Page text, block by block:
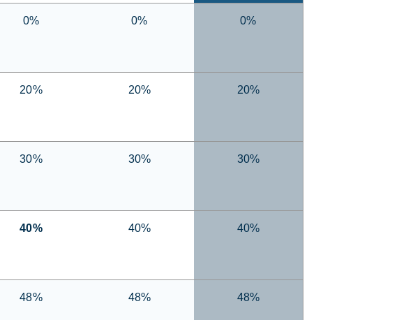
0% 0% 0%
20% 20% 20%
30% 30% 30%
40% 40% 40%
48% 48% 48%